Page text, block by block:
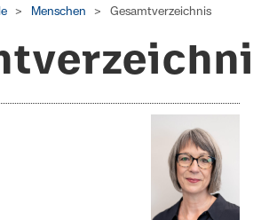
Menschen Gesamtverzeichnis